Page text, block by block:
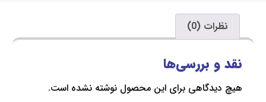
بررسی‌ها
برای این محصول نوشته نشده است.